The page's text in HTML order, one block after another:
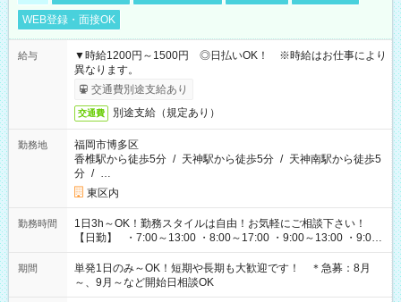
WEB登録・面接OK
給与
▼時給1200円～1500円 ◎日払いOK！ ※時給はお仕事により
異なります。
交通費別途支給あり
交通費 別途支給（規定あり）
勤務地
福岡市博多区
香椎駅から徒歩5分 / 天神駅から徒歩5分 / 天神南駅から徒歩5
分 / …
東区内
勤務時間
1日3h～OK！勤務スタイルは自由！お気軽にご相談下さい！
【日勤】 ・7:00～13:00 ・8:00～17:00 ・9:00～13:00 ・9:00
～18:00 ・10:00～19:00 ・13:00～18:00 ・15:00～20:00 ・
16:00～19:00 【夜勤】 ・17:00～21:00 ・18:00～23:00 ・
21:00～翌6:00 ・23:00～翌8:00 など（他時間多数あり！）
期間
単発1日のみ～OK！短期や長期も大歓迎です！ ＊急募：8月
～、9月～など開始日相談OK